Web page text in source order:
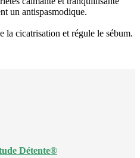
un antispasmodique.
la cicatrisation et régule le sébum.
Détente®